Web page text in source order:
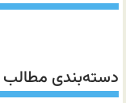
دسته‌بندی